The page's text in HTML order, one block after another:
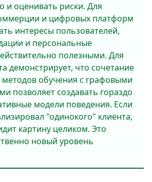
и оценивать риски. Для
и цифровых платформ
интересы пользователей,
и персональные
полезными. Для
демонстрирует, что сочетание
методов обучения с графовыми
позволяет создавать гораздо
модели поведения. Если
"одинокого" клиента,
картину целиком. Это
новый уровень